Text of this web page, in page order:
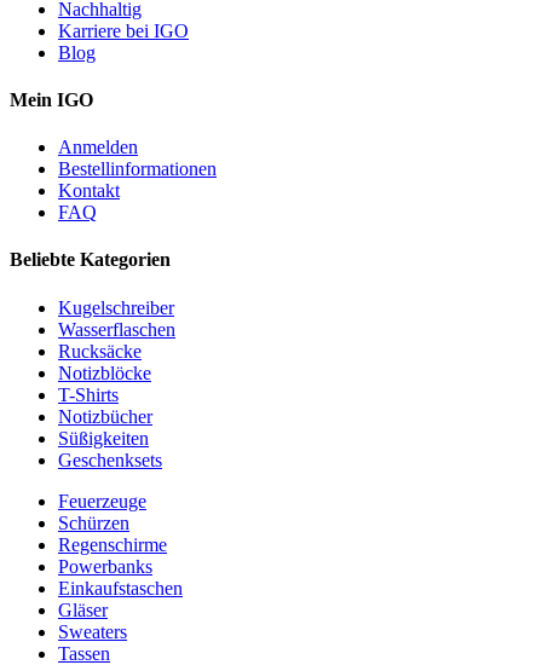
Nachhaltig
Karriere bei IGO
Blog
Mein IGO
Anmelden
Bestellinformationen
Kontakt
FAQ
Beliebte Kategorien
Kugelschreiber
Wasserflaschen
Rucksäcke
Notizblöcke
T-Shirts
Notizbücher
Süßigkeiten
Geschenksets
Feuerzeuge
Schürzen
Regenschirme
Powerbanks
Einkaufstaschen
Gläser
Sweaters
Tassen